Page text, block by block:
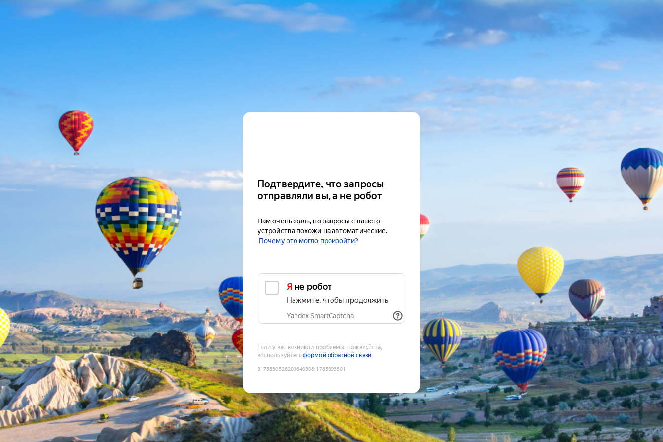
Подтвердите, что запросы
отправляли вы, а не робот
Нам очень жаль, но запросы с вашего
устройства похожи на автоматические.
Почему это могло произойти?
Я не робот
Нажмите, чтобы продолжить
Yandex SmartCaptcha
Если у вас возникли проблемы, пожалуйста,
воспользуйтесьформой обратной связи
9175530526203640308:1785993501